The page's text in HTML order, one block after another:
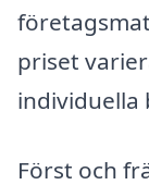
priset
individuella
Först och